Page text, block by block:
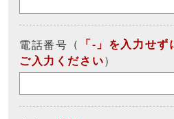
電話番号 （
「-」を入力せ
ご入力ください）